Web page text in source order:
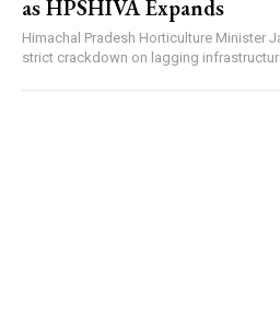
as HPSHIVA Expands
Himachal Pradesh Horticulture Minister
strict crackdown on lagging